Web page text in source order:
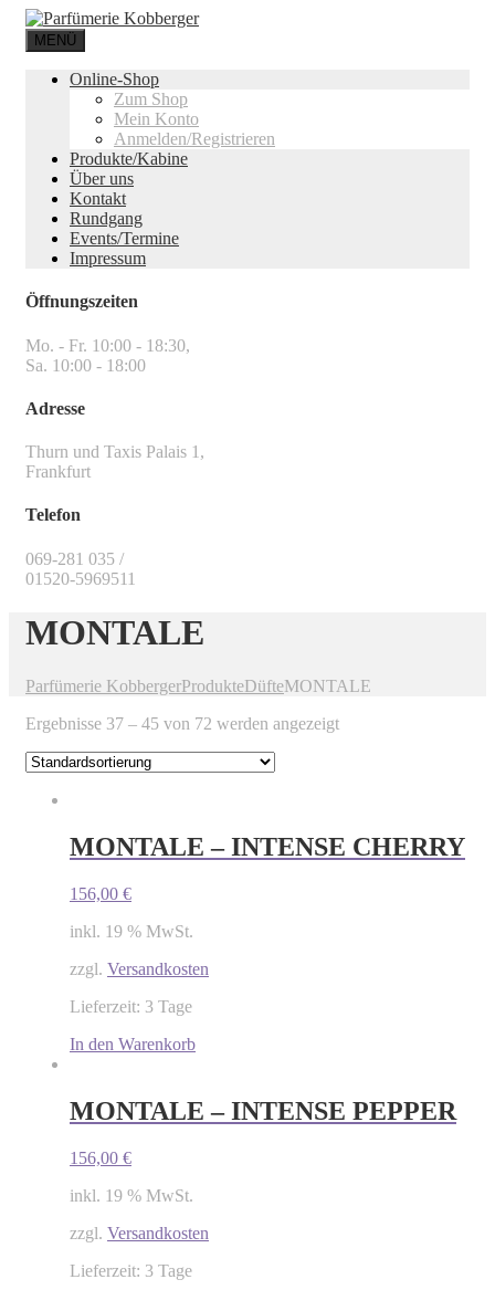
MENÜ
Online-Shop
Zum Shop
Mein Konto
Anmelden/Registrieren
Produkte/Kabine
Über uns
Kontakt
Rundgang
Events/Termine
Impressum
Öffnungszeiten
Mo. - Fr. 10:00 - 18:30,
Sa. 10:00 - 18:00
Adresse
Thurn und Taxis Palais 1,
Frankfurt
Telefon
069-281 035 /
01520-5969511
MONTALE
Parfümerie KobbergerProdukteDüfteMONTALE
Ergebnisse 37 – 45 von 72 werden angezeigt
MONTALE – INTENSE CHERRY
156,00 €
inkl. 19 % MwSt.
zzgl. Versandkosten
Lieferzeit: 3 Tage
In den Warenkorb
MONTALE – INTENSE PEPPER
156,00 €
inkl. 19 % MwSt.
zzgl. Versandkosten
Lieferzeit: 3 Tage